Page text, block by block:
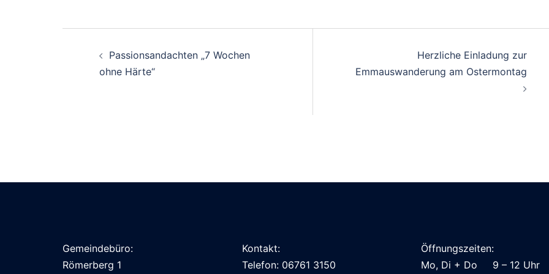
Passionsandachten „7 Wochen
ohne Härte“
Herzliche Einladung zur
Emmauswanderung am Ostermontag
Gemeindebüro:
Römerberg 1
Kontakt:
Telefon: 06761 3150
Öffnungszeiten:
Mo, Di + Do 9 – 12 Uhr